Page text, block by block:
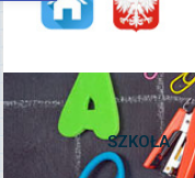
SZKOŁA